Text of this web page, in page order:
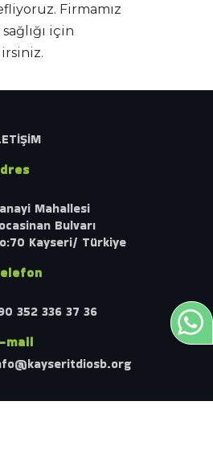
Firmamız
için
Mahallesi
Bulvarı
Kayseri/ Türkiye
352 336 37 36
mail